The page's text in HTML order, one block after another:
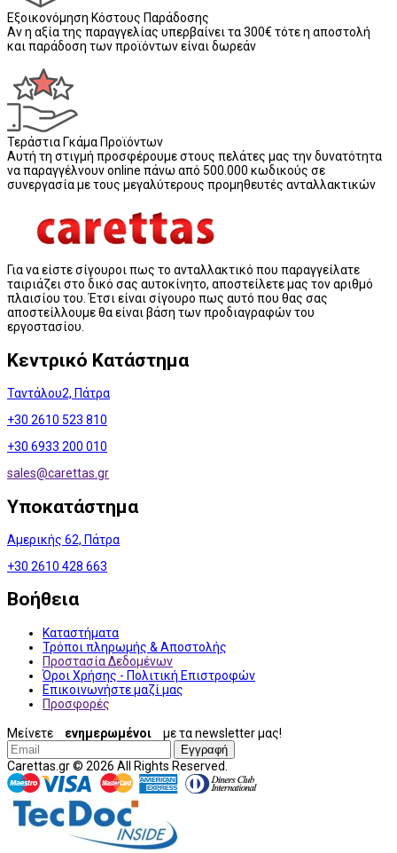
Εξοικονόμηση Κόστους Παράδοσης
Αν η αξία της παραγγελίας υπερβαίνει τα 300€ τότε η αποστολή
και παράδοση των προϊόντων είναι δωρεάν
Τεράστια Γκάμα Προϊόντων
Αυτή τη στιγμή προσφέρουμε στους πελάτες μας την δυνατότητα
να παραγγέλνουν online πάνω από 500.000 κωδικούς σε
συνεργασία με τους μεγαλύτερους προμηθευτές ανταλλακτικών
Για να είστε σίγουροι πως το ανταλλακτικό που παραγγείλατε
ταιριάζει στο δικό σας αυτοκίνητο, αποστείλετε μας τον αριθμό
πλαισίου του. Έτσι είναι σίγουρο πως αυτό που θας σας
αποστείλλουμε θα είναι βάση των προδιαγραφών του
εργοστασίου.
Κεντρικό Κατάστημα
Ταντάλου2, Πάτρα
+30 2610 523 810
+30 6933 200 010
sales@carettas.gr
Υποκατάστημα
Αμερικής 62, Πάτρα
+30 2610 428 663
Βοήθεια
Καταστήματα
Τρόποι πληρωμής & Αποστολής
Προστασία Δεδομένων
Όροι Χρήσης - Πολιτική Επιστροφών
Επικοινωνήστε μαζί μας
Προσφορές
Μείνετε ενημερωμένοι με τα newsletter μας!
Εγγραφή
Carettas.gr © 2026 All Rights Reserved.